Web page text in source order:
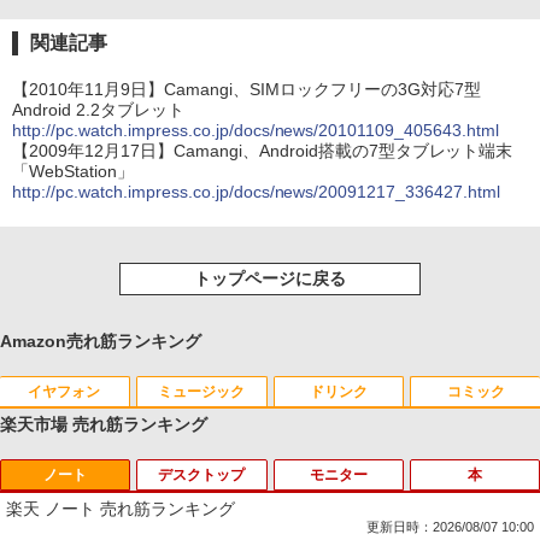
関連記事
【2010年11月9日】Camangi、SIMロックフリーの3G対応7型
Android 2.2タブレット
http://pc.watch.impress.co.jp/docs/news/20101109_405643.html
【2009年12月17日】Camangi、Android搭載の7型タブレット端末
「WebStation」
http://pc.watch.impress.co.jp/docs/news/20091217_336427.html
トップページに戻る
Amazon売れ筋ランキング
イヤフォン
Anker Soundcore P40i オフホワイト
￥7,990
ミュージック
BRUCE WAYNE feat. Flo Milli, ATL Jacob
[Explicit]
ドリンク
【Amazon.co.jp限定】 い・ろ・は・す 2L P
ET ラベルレス ×8本
コミック
薬屋のひとりごと 17巻 (デジタル版ビッグガ
ンガンコミックス)
楽天市場 売れ筋ランキング
ノート
楽天 ノート 売れ筋ランキング
更新日時：2026/08/07 10:00
デスクトップ モニター 本